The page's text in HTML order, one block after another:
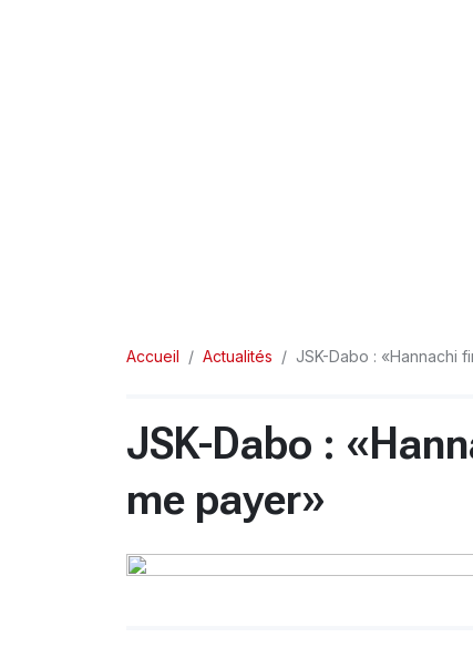
Accueil Actualités JSK-Dabo : «Hannachi
JSK-Dabo :
me payer»